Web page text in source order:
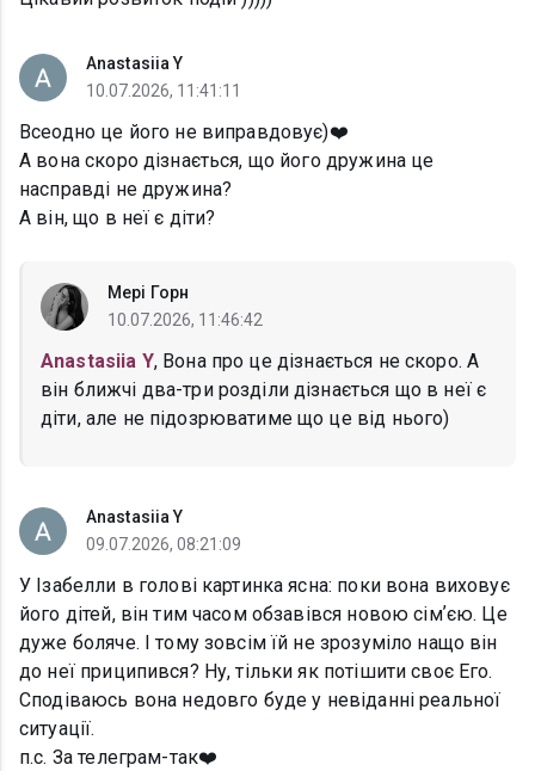
Anastasiia Y
10.07.2026, 11:41:11
Всеодно це його не виправдовує)❤️
А вона скоро дізнається, що його дружина це
насправді не дружина?
А він, що в неї є діти?
Мері Горн
10.07.2026, 11:46:42
Anastasiia Y, Вона про це дізнається не скоро. А
він ближчі два-три розділи дізнається що в неї є
діти, але не підозрюватиме що це від нього)
Anastasiia Y
09.07.2026, 08:21:09
У Ізабелли в голові картинка ясна: поки вона виховує
його дітей, він тим часом обзавівся новою сімʼєю. Це
дуже боляче. І тому зовсім їй не зрозуміло нащо він
до неї приципився? Ну, тільки як потішити своє Его.
Сподіваюсь вона недовго буде у невіданні реальної
ситуації.
п.с. За телеграм-так❤️